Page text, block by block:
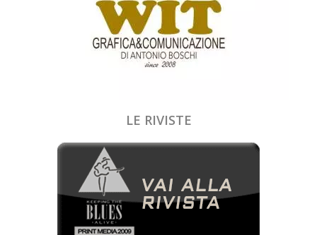
LE RIVISTE